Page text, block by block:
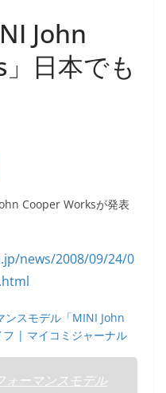
John
日本でも
Cooper Worksが発表
ンスモデル「MINI John
| マイコミジャーナル
ォーマンスモデル